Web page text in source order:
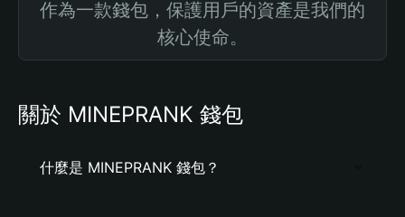
作為一款錢包，保護用戶的資產是我們的
核心使命。
關於 MINEPRANK 錢包
什麼是 MINEPRANK 錢包？